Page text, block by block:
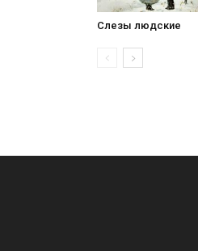
Слезы людские